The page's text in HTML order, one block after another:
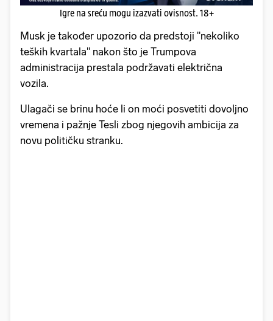
Igre na sreću mogu izazvati ovisnost. 18+
Musk je također upozorio da predstoji "nekoliko
teških kvartala" nakon što je Trumpova
administracija prestala podržavati električna
vozila.
Ulagači se brinu hoće li on moći posvetiti dovoljno
vremena i pažnje Tesli zbog njegovih ambicija za
novu političku stranku.